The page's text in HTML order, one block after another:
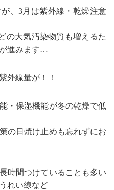
、3月は紫外線・乾燥注意
の大気汚染物質も増えるた
進みます…
外線量が！！
・保湿機能が冬の乾燥で低
の日焼け止めも忘れずにお
時間つけていることも多い
れい線など